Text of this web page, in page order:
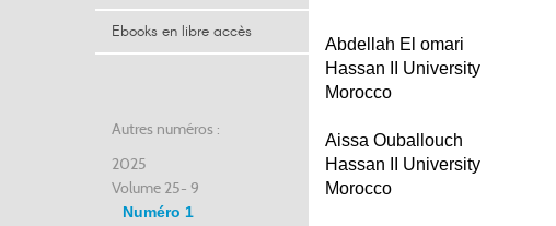
Ebooks en libre accès
Autres numéros :
2025
Volume 25- 9
Numéro 1
Abdellah El omari
Hassan II University
Morocco
Aissa Ouballouch
Hassan II University
Morocco